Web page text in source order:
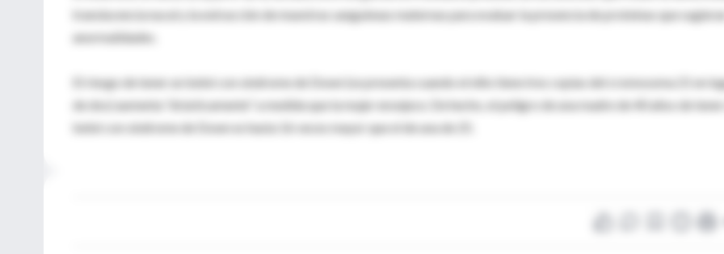
translucencia nucal y la extracción de muestras sanguíneas maternas para evaluar la presencia de proteínas que
anormalidades.
El riesgo de tener un bebé con síndrome de Down (se presenta cuando el niño tiene tres copias del cromosoma 21 en
de dos) aumenta “drásticamente” a medida que la mujer envejece. De hecho, el peligro de una madre de 40 años de
bebé con síndrome de Down es hasta 16 veces mayor que el de una de 25.